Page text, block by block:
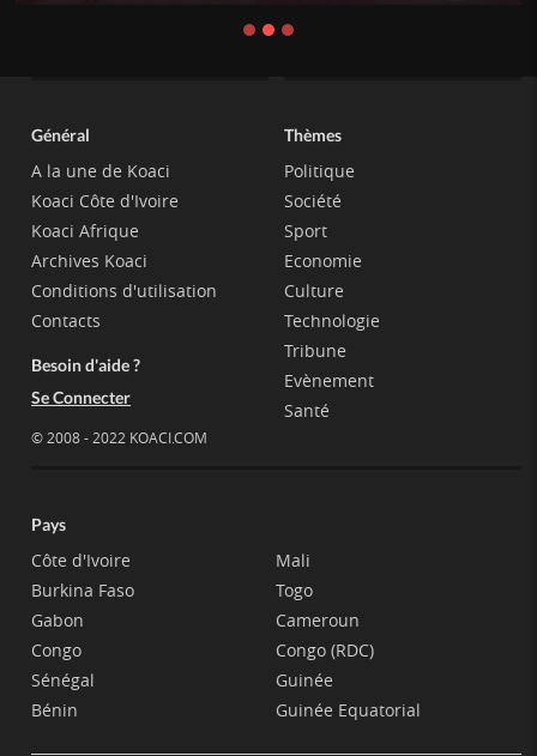
Général
A la une de Koaci
Koaci Côte d'Ivoire
Koaci Afrique
Archives Koaci
Conditions d'utilisation
Contacts
Besoin d'aide ?
Se Connecter
© 2008 - 2022 KOACI.COM
Thèmes
Politique
Société
Sport
Economie
Culture
Technologie
Tribune
Evènement
Santé
Pays
Côte d'Ivoire
Burkina Faso
Gabon
Congo
Sénégal
Bénin
Mali
Togo
Cameroun
Congo (RDC)
Guinée
Guinée Equatorial